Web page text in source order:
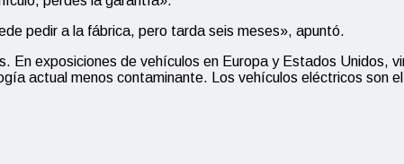
pedir a la fábrica, pero tarda seis meses», apuntó.
exposiciones de vehículos en Europa y Estados Unidos,
actual menos contaminante. Los vehículos eléctricos son